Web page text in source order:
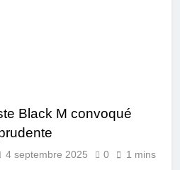
Black M convoqué
4 septembre 2025 0 1 mins